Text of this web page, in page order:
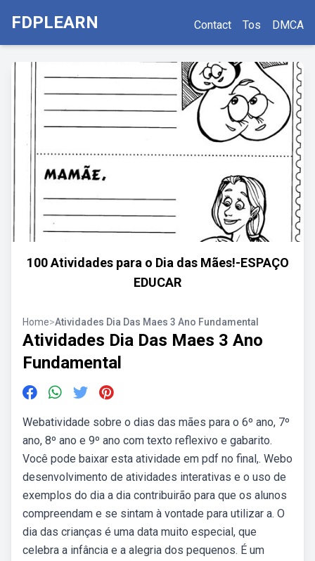
FDPLEARN Contact Tos DMCA
100 Atividades para o Dia das Mães!-ESPAÇO
EDUCAR
Home>Atividades Dia Das Maes 3 Ano Fundamental
Atividades Dia Das Maes 3 Ano
Fundamental
Webatividade sobre o dias das mães para o 6º ano, 7º
ano, 8º ano e 9º ano com texto reflexivo e gabarito.
Você pode baixar esta atividade em pdf no final,. Webo
desenvolvimento de atividades interativas e o uso de
exemplos do dia a dia contribuirão para que os alunos
compreendam e se sintam à vontade para utilizar a. O
dia das crianças é uma data muito especial, que
celebra a infância e a alegria dos pequenos. É um